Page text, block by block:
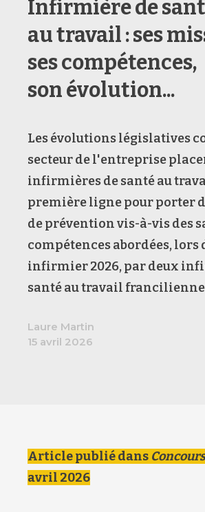
Infirmière de
au travail : ses
ses compétences,
son évolution...
Les évolutions législatives
secteur de l'entreprise
infirmières de santé au
première ligne pour porter
de prévention vis-à-vis des
compétences abordées, lors
infirmier 2026, par deux
santé au travail
Laure Martin
15 avril 2026
Article publié dans
avril 2026